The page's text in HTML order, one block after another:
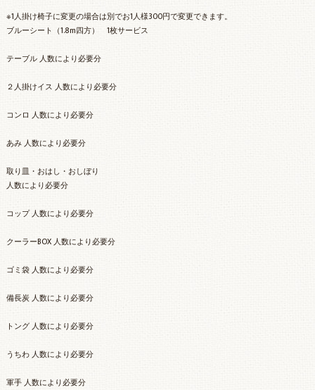
※1人掛け椅子に変更の場合は別でお1人様300円で変更できます。
ブルーシート（1.8m四方） 1枚サービス
テーブル 人数により必要分
２人掛けイス 人数により必要分
コンロ 人数により必要分
あみ 人数により必要分
取り皿・おはし・おしぼり
人数により必要分
コップ 人数により必要分
クーラーBOX 人数により必要分
ゴミ袋 人数により必要分
備長炭 人数により必要分
トング 人数により必要分
うちわ 人数により必要分
軍手 人数により必要分